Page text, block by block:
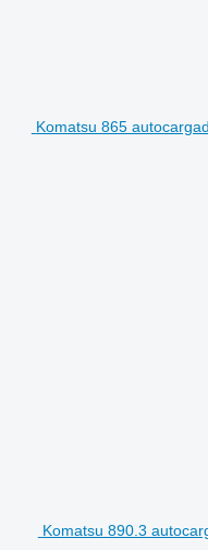
Komatsu 865
Komatsu 890.3